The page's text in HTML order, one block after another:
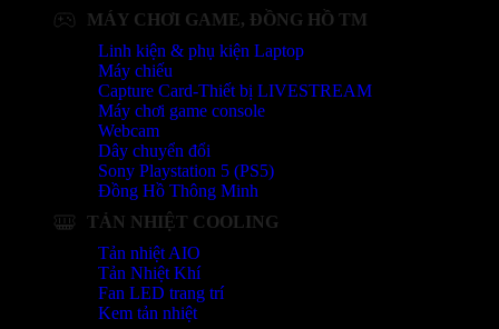
MÁY CHƠI GAME, ĐỒNG HỒ TM
Linh kiện & phụ kiện Laptop
Máy chiếu
Capture Card-Thiết bị LIVESTREAM
Máy chơi game console
Webcam
Dây chuyển đổi
Sony Playstation 5 (PS5)
Đồng Hồ Thông Minh
TẢN NHIỆT COOLING
Tản nhiệt AIO
Tản Nhiệt Khí
Fan LED trang trí
Kem tản nhiệt